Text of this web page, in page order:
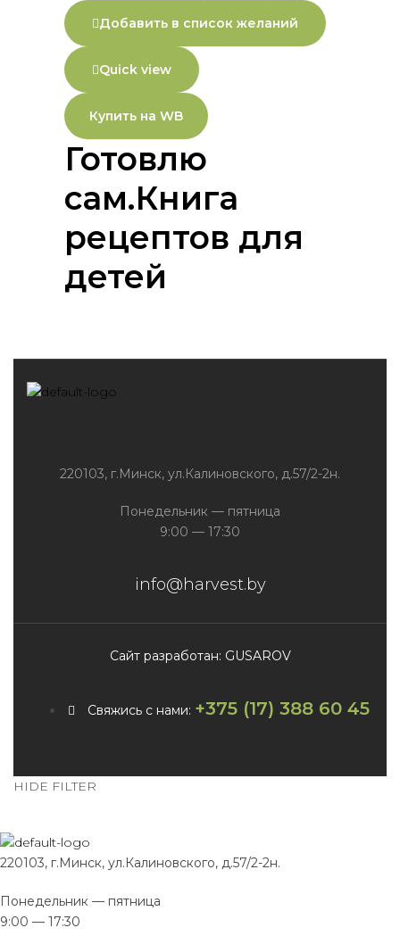
Добавить в список желаний
Quick view
Купить на WB
Готовлю
сам.Книга
рецептов для
детей
220103, г.Минск, ул.Калиновского, д.57/2-2н.
Понедельник — пятница
9:00 — 17:30
info@harvest.by
Сайт разработан: GUSAROV
Свяжись с нами: +375 (17) 388 60 45
HIDE FILTER
220103, г.Минск, ул.Калиновского, д.57/2-2н.
Понедельник — пятница
9:00 — 17:30